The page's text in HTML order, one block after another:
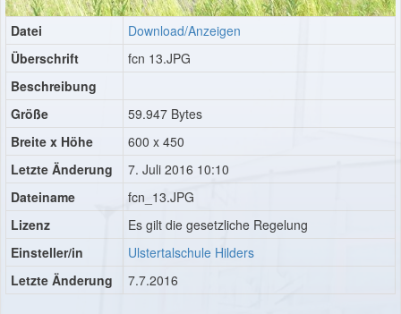
Datei
Download/Anzeigen
Überschrift
fcn 13.JPG
Beschreibung
Größe
59.947 Bytes
Breite x Höhe
600 x 450
Letzte Änderung
7. Juli 2016 10:10
Dateiname
fcn_13.JPG
Lizenz
Es gilt die gesetzliche Regelung
Einsteller/in
Ulstertalschule Hilders
Letzte Änderung
7.7.2016